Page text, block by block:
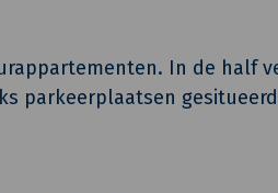
In de half
parkeerplaatsen